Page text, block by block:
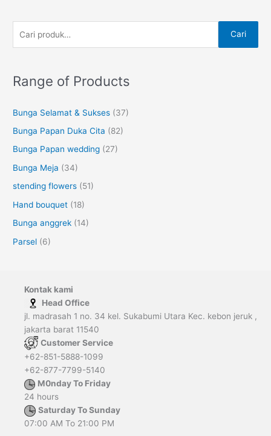
Cari
Range of Products
Bunga Selamat & Sukses (37)
Bunga Papan Duka Cita (82)
Bunga Papan wedding (27)
Bunga Meja (34)
stending flowers (51)
Hand bouquet (18)
Bunga anggrek (14)
Parsel (6)
Kontak kami
Head Office
jl. madrasah 1 no. 34 kel. Sukabumi Utara Kec. kebon jeruk ,
jakarta barat 11540
Customer Service
+62-851-5888-1099
+62-877-7799-5140
M0nday To Friday
24 hours
Saturday To Sunday
07:00 AM To 21:00 PM